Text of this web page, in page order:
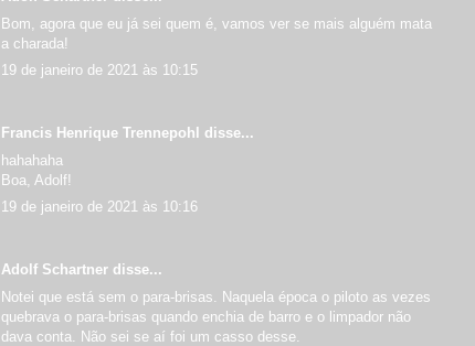
Bom, agora que eu já sei quem é, vamos ver se mais alguém mata
a charada!
19 de janeiro de 2021 às 10:15
Francis Henrique Trennepohl
disse...
hahahaha
Boa, Adolf!
19 de janeiro de 2021 às 10:16
Adolf Schartner disse...
Notei que está sem o para-brisas. Naquela época o piloto as vezes
quebrava o para-brisas quando enchia de barro e o limpador não
dava conta. Não sei se aí foi um casso desse.